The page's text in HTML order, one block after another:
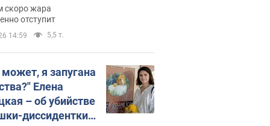
изменения
скоро жара
отступит
14:59 5,5 т.
я запугана
Елена
– об убийстве
диссидентки